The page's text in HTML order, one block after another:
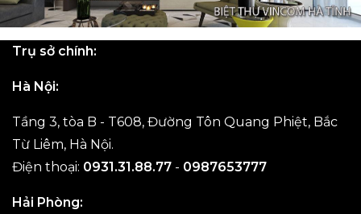
Trụ sở chính:
Hà Nội:
Tầng 3, tòa B - T608, Đường Tôn Quang Phiệt, Bắc
Từ Liêm, Hà Nội.
Điện thoại: 0931.31.88.77 - 0987653777
Hải Phòng: